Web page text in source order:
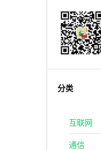
分类
互联网
通信